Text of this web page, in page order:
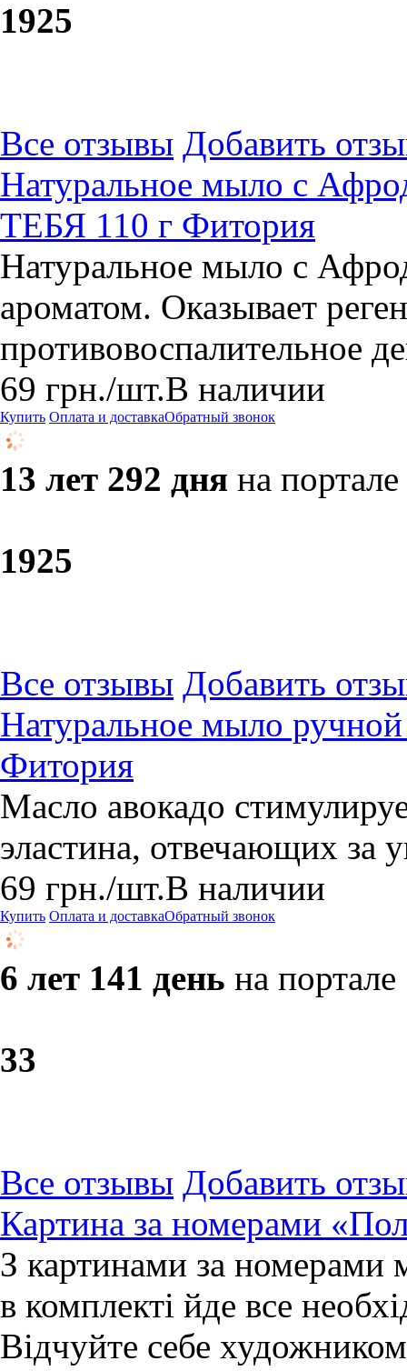
1925
Все отзывы Добавить
Натуральное мыло с
ТЕБЯ 110 г Фитория
Натуральное мыло с
ароматом. Оказывает
противовоспалительное
69 грн./шт.В наличии
Купить Оплата и доставкаОбратный звонок
13 лет 292 дня на портале
1925
Все отзывы Добавить
Натуральное мыло
Фитория
Масло авокадо
эластина, отвечающих за
69 грн./шт.В наличии
Купить Оплата и доставкаОбратный звонок
6 лет 141 день на портале
33
Все отзывы Добавить
Картина за номерами
З картинами за номерами
в комплекті йде все
Відчуйте себе